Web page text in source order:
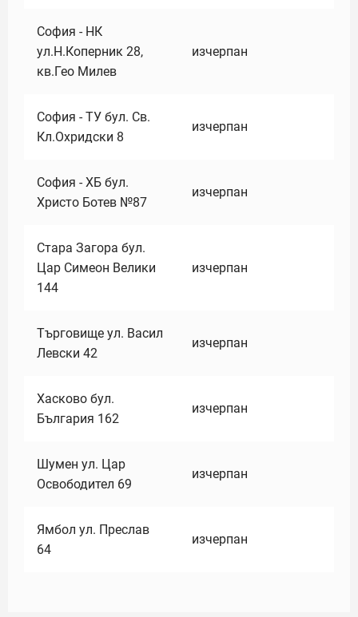
София - НК
ул.Н.Коперник 28,
кв.Гео Милев
изчерпан
София - ТУ бул. Св.
Кл.Охридски 8
изчерпан
София - ХБ бул.
Христо Ботев №87
изчерпан
Стара Загора бул.
Цар Симеон Велики
144
изчерпан
Търговище ул. Васил
Левски 42
изчерпан
Хасково бул.
България 162
изчерпан
Шумен ул. Цар
Освободител 69
изчерпан
Ямбол ул. Преслав
64
изчерпан